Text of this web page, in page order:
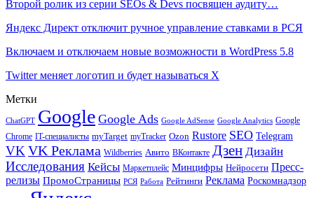
Второй ролик из серии SEOs & Devs посвящен аудиту…
Яндекс Директ отключит ручное управление ставками в РСЯ
Включаем и отключаем новые возможности в WordPress 5.8
Twitter меняет логотип и будет называться X
Метки
ChatGPT Google Google Ads Google AdSense Google Analytics Google
Chrome IT-специалисты myTarget myTracker Ozon Rustore SEO Telegram
VK VK Реклама Wildberries Авито ВКонтакте Дзен Дизайн
Исследования Кейсы Маркетплейс Минцифры Нейросети Пресс-
релизы ПромоСтраницы РСЯ Работа Рейтинги Реклама Роскомнадзор